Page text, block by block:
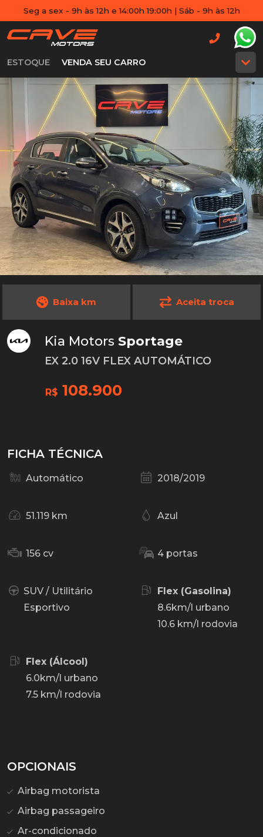
Seg a sex - 9h às 12h e 14:00h 19:00h | Sáb - 9h às 12h
ESTOQUE VENDA SEU CARRO
Baixa km Aceita troca
Kia Motors Sportage
EX 2.0 16V FLEX AUTOMÁTICO
R$ 108.900
FICHA TÉCNICA
Automático 2018/2019
51.119 km Azul
156 cv 4 portas
SUV / Utilitário
Esportivo
Flex (Gasolina)
8.6km/l urbano
10.6 km/l rodovia
Flex (Álcool)
6.0km/l urbano
7.5 km/l rodovia
OPCIONAIS
Airbag motorista
Airbag passageiro
Ar-condicionado